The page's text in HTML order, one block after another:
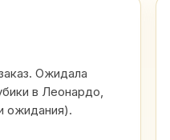
Ожидала
в Леонардо,
ожидания).